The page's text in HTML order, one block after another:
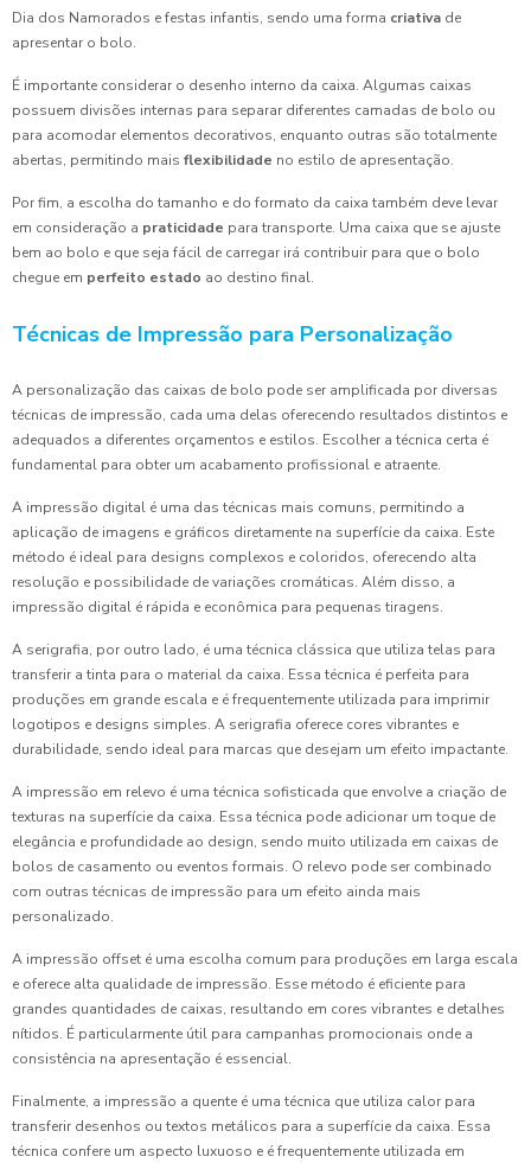
Dia dos Namorados e festas infantis, sendo uma forma criativa de
apresentar o bolo.
É importante considerar o desenho interno da caixa. Algumas caixas
possuem divisões internas para separar diferentes camadas de bolo ou
para acomodar elementos decorativos, enquanto outras são totalmente
abertas, permitindo mais flexibilidade no estilo de apresentação.
Por fim, a escolha do tamanho e do formato da caixa também deve levar
em consideração a praticidade para transporte. Uma caixa que se ajuste
bem ao bolo e que seja fácil de carregar irá contribuir para que o bolo
chegue em perfeito estado ao destino final.
Técnicas de Impressão para Personalização
A personalização das caixas de bolo pode ser amplificada por diversas
técnicas de impressão, cada uma delas oferecendo resultados distintos e
adequados a diferentes orçamentos e estilos. Escolher a técnica certa é
fundamental para obter um acabamento profissional e atraente.
A impressão digital é uma das técnicas mais comuns, permitindo a
aplicação de imagens e gráficos diretamente na superfície da caixa. Este
método é ideal para designs complexos e coloridos, oferecendo alta
resolução e possibilidade de variações cromáticas. Além disso, a
impressão digital é rápida e econômica para pequenas tiragens.
A serigrafia, por outro lado, é uma técnica clássica que utiliza telas para
transferir a tinta para o material da caixa. Essa técnica é perfeita para
produções em grande escala e é frequentemente utilizada para imprimir
logotipos e designs simples. A serigrafia oferece cores vibrantes e
durabilidade, sendo ideal para marcas que desejam um efeito impactante.
A impressão em relevo é uma técnica sofisticada que envolve a criação de
texturas na superfície da caixa. Essa técnica pode adicionar um toque de
elegância e profundidade ao design, sendo muito utilizada em caixas de
bolos de casamento ou eventos formais. O relevo pode ser combinado
com outras técnicas de impressão para um efeito ainda mais
personalizado.
A impressão offset é uma escolha comum para produções em larga escala
e oferece alta qualidade de impressão. Esse método é eficiente para
grandes quantidades de caixas, resultando em cores vibrantes e detalhes
nítidos. É particularmente útil para campanhas promocionais onde a
consistência na apresentação é essencial.
Finalmente, a impressão a quente é uma técnica que utiliza calor para
transferir desenhos ou textos metálicos para a superfície da caixa. Essa
técnica confere um aspecto luxuoso e é frequentemente utilizada em